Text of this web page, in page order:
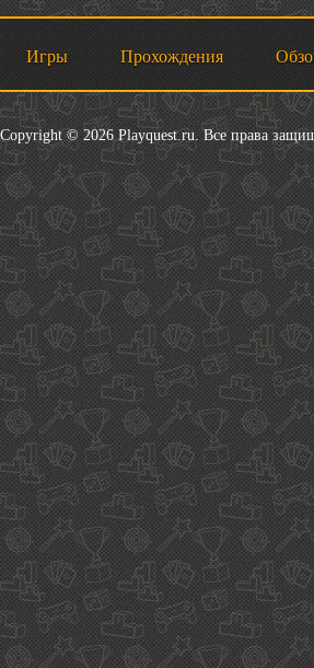
Игры Прохождения
Copyright © 2026 Playquest.ru. Все права